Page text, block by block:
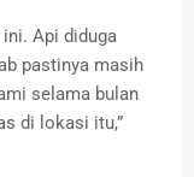
Api diduga
pastinya masih
selama bulan
di lokasi itu,”